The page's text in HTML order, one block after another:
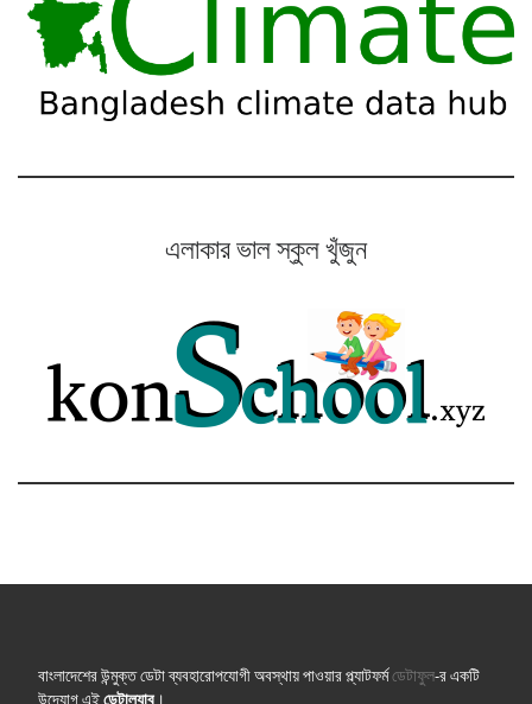
এলাকার ভাল স্কুল খুঁজুন
বাংলাদেশের উন্মুক্ত ডেটা ব্যবহারোপযোগী অবস্থায় পাওয়ার প্ল্যাটফর্মডেটাফুল-র একটি